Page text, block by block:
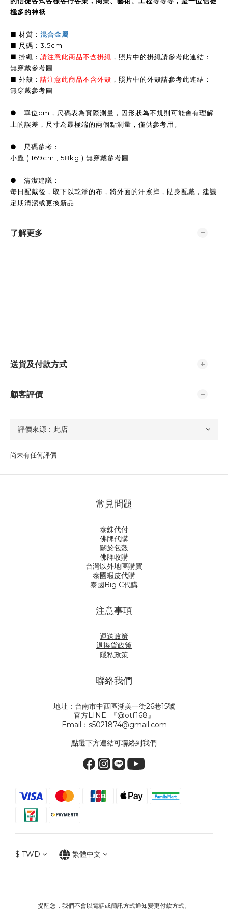
極多的神祇
■ 材質： 混合金屬
■ 尺碼：3.5cm
■ 掛繩： 請注意此商品不含掛繩 ，照片中的掛繩請參考此連結：
無穿戴參考圖
■ 外殼： 請注意此商品不含外殼 ，照片中的外殼請參考此連結：
無穿戴參考圖
● 單位cm，尺碼表為實際測量，因形狀為不規則可能會有理解
上的誤差，尺寸為最極端的兩個點測量，僅供參考用。
● 尺碼參考：
小蟲 ( 169cm , 58kg ) 無穿戴參考圖
● 清潔建議：
每日配戴後，取下以乾淨的布，將外面的汗擦掉，貼身配戴，建議
定期清潔或更換新品
了解更多
送貨及付款方式
顧客評價
尚未有任何評價
常見問題
泰銖代付
佛牌代購
關於包殼
佛牌收購
台灣以外地區購買
泰國蝦皮代購
泰國Big C代購
注意事項
運送政策
退換貨政策
隱私政策
聯絡我們
地址：台南市中西區湖美一街26巷15號
官方LINE: 『@otf168』
Email：s5021874@gmail.com
點選下方連結可聯絡到我們
$ TWD 繁體中文
提醒您，我們不會以電話或簡訊方式通知變更付款方式。